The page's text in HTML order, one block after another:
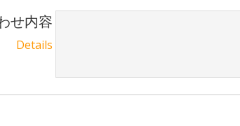
せ内容
Details